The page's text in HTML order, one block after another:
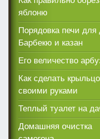
яблоню
Порядовка печи для
Барбекю и казан
Его величество
Как сделать крыльцо
своими руками
Теплый туалет на
Домашняя очистка